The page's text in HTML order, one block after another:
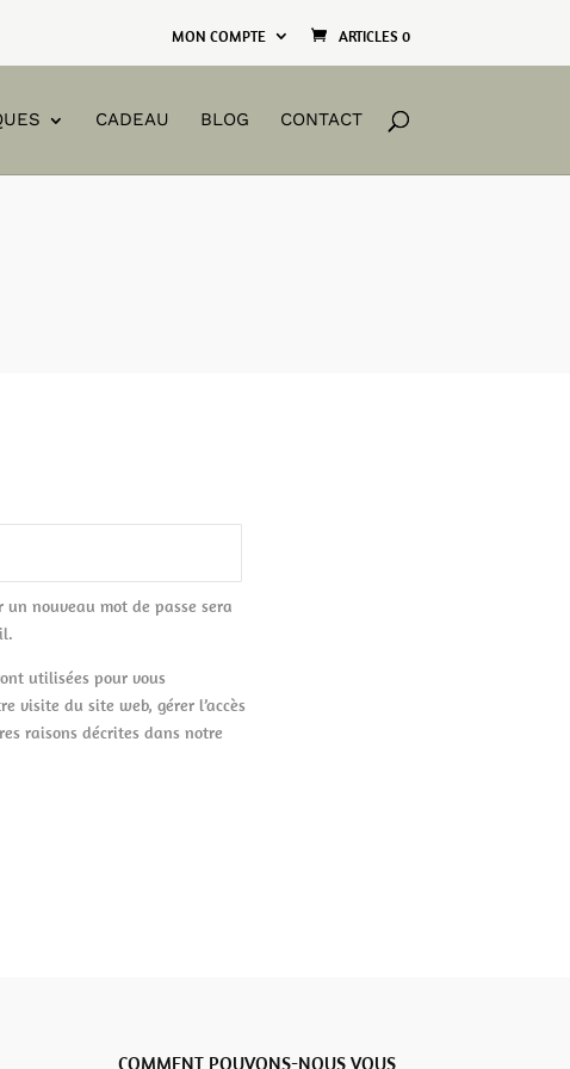
MON COMPTE ARTICLES 0
CADEAU BLOG CONTACT
nouveau mot de passe sera
utilisées pour vous
visite du site web, gérer l’accès
raisons décrites dans notre
COMMENT POUVONS-NOUS VOUS